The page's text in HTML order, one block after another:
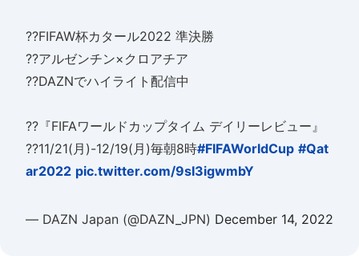
??FIFAW杯カタール2022 準決勝
??アルゼンチン×クロアチア
??DAZNでハイライト配信中
??『FIFAワールドカップタイム デイリーレビュー』
??11/21(月)-12/19(月)毎朝8時#FIFAWorldCup #Qat
ar2022 pic.twitter.com/9sI3igwmbY
— DAZN Japan (@DAZN_JPN) December 14, 2022